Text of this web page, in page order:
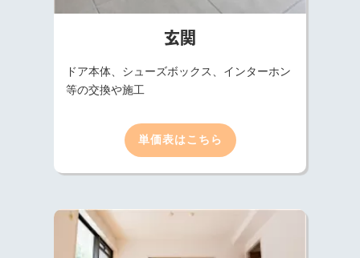
玄関
ドア本体、シューズボックス、インターホン
等の交換や施工
単価表はこちら